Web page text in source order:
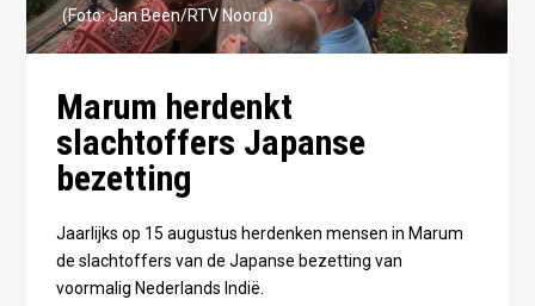
(Foto: Jan Been/RTV Noord)
Marum herdenkt
slachtoffers Japanse
bezetting
Jaarlijks op 15 augustus herdenken mensen in Marum
de slachtoffers van de Japanse bezetting van
voormalig Nederlands Indië.